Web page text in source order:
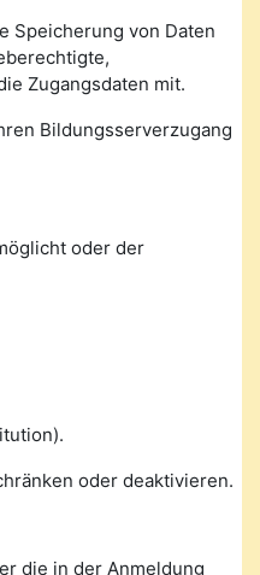
Speicherung von Daten
Zugangsdaten mit.
Bildungsserverzugang
oder der
oder deaktivieren.
die in der Anmeldung